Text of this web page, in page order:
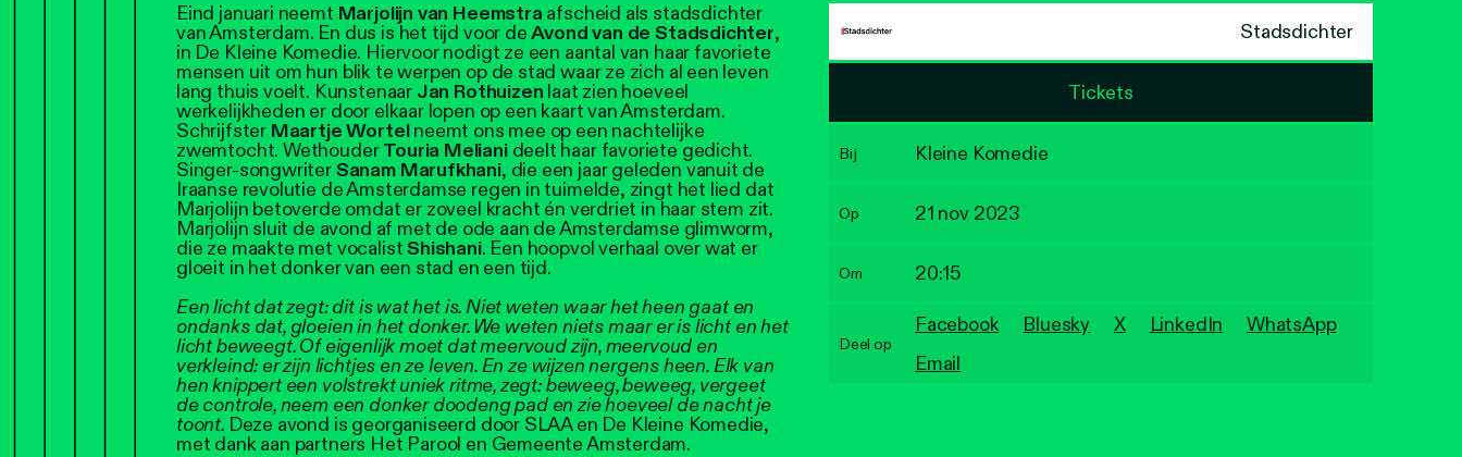
Eind januari neemt Marjolijn van Heemstra afscheid als stadsdichter
van Amsterdam. En dus is het tijd voor deAvond van de Stadsdichter,
in De Kleine Komedie. Hiervoor nodigt ze een aantal van haar favoriete
mensen uit om hun blik te werpen op de stad waar ze zich al een leven
lang thuis voelt. Kunstenaar Jan Rothuizen laat zien hoeveel
werkelijkheden er door elkaar lopen op een kaart van Amsterdam.
Schrijfster Maartje Wortelneemt ons mee op een nachtelijke
zwemtocht. WethouderTouria Melianideelt haar favoriete gedicht.
Singer-songwriterSanam Marufkhani, die een jaar geleden vanuit de
Iraanse revolutie de Amsterdamse regen in tuimelde, zingt het lied dat
Marjolijn betoverde omdat er zoveel kracht én verdriet in haar stem zit.
Marjolijn sluit de avond af met de ode aan de Amsterdamse glimworm,
die ze maakte met vocalistShishani. Een hoopvol verhaal over wat er
gloeit in het donker van een stad en een tijd.
Een licht dat zegt: dit is wat het is. Niet weten waar het heen gaat en
ondanks dat, gloeien in het donker. We weten niets maar er is licht en het
licht beweegt. Of eigenlijk moet dat meervoud zijn, meervoud en
verkleind: er zijn lichtjes en ze leven. En ze wijzen nergens heen. Elk van
hen knippert een volstrekt uniek ritme, zegt: beweeg, beweeg, vergeet
de controle, neem een donker doodeng pad en zie hoeveel de nacht je
toont. Deze avond is georganiseerd door SLAA en De Kleine Komedie,
met dank aan partners Het Parool en Gemeente Amsterdam.
Stadsdichter
Tickets
Bij Kleine Komedie
Op 21 nov 2023
Om 20:15
Deel op
Facebook Bluesky X LinkedIn
WhatsApp
Email